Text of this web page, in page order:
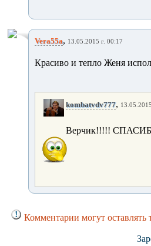
Vera55a, 13.05.2015 г. 00:17
Красиво и тепло Женя
kombatvdv777,
Верчик!!!!!
Комментарии могут оставлять